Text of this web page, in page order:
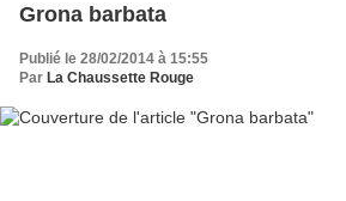
Grona barbata
Publié le 28/02/2014 à 15:55
Par La Chaussette Rouge